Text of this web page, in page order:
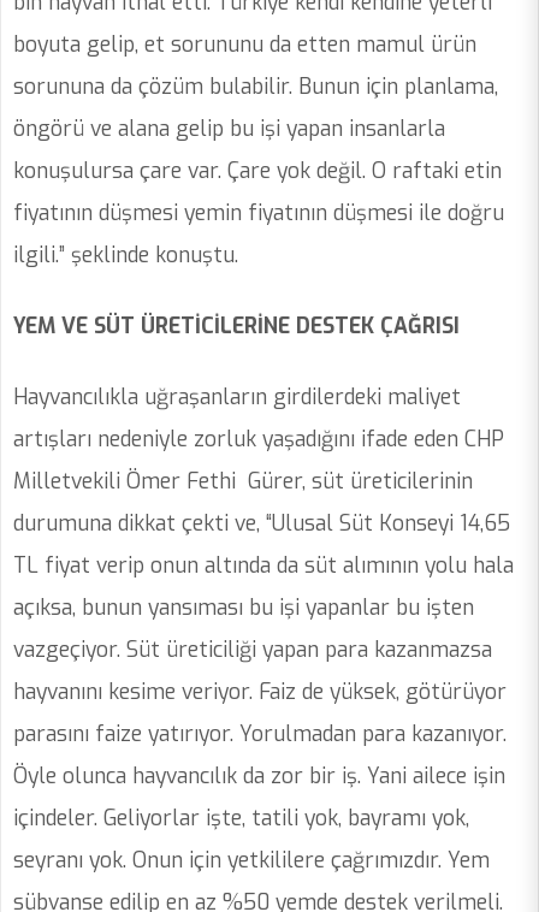
boyuta gelip, et sorununu da etten mamul ürün
sorununa da çözüm bulabilir. Bunun için planlama,
öngörü ve alana gelip bu işi yapan insanlarla
konuşulursa çare var. Çare yok değil. O raftaki etin
fiyatının düşmesi yemin fiyatının düşmesi ile doğru
ilgili.” şeklinde konuştu.
YEM VE SÜT ÜRETİCİLERİNE DESTEK ÇAĞRISI
Hayvancılıkla uğraşanların girdilerdeki maliyet
artışları nedeniyle zorluk yaşadığını ifade eden CHP
Milletvekili Ömer Fethi Gürer, süt üreticilerinin
durumuna dikkat çekti ve, “Ulusal Süt Konseyi 14,65
TL fiyat verip onun altında da süt alımının yolu hala
açıksa, bunun yansıması bu işi yapanlar bu işten
vazgeçiyor. Süt üreticiliği yapan para kazanmazsa
hayvanını kesime veriyor. Faiz de yüksek, götürüyor
parasını faize yatırıyor. Yorulmadan para kazanıyor.
Öyle olunca hayvancılık da zor bir iş. Yani ailece işin
içindeler. Geliyorlar işte, tatili yok, bayramı yok,
seyranı yok. Onun için yetkililere çağrımızdır. Yem
sübvanse edilip en az %50 yemde destek verilmeli.